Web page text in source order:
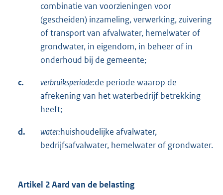
combinatie van voorzieningen voor
(gescheiden) inzameling, verwerking, zuivering
of transport van afvalwater, hemelwater of
grondwater, in eigendom, in beheer of in
onderhoud bij de gemeente;
c. verbruiksperiode:de periode waarop de
afrekening van het waterbedrijf betrekking
heeft;
d. water:huishoudelijke afvalwater,
bedrijfsafvalwater, hemelwater of grondwater.
Artikel 2 Aard van de belasting